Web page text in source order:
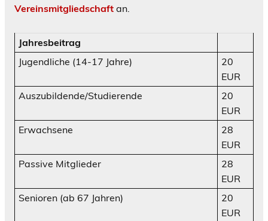
Vereinsmitgliedschaft an.
Jahresbeitrag
Jugendliche (14-17 Jahre)
20
EUR
Auszubildende/Studierende
20
EUR
Erwachsene
28
EUR
Passive Mitglieder
28
EUR
Senioren (ab 67 Jahren)
20
EUR